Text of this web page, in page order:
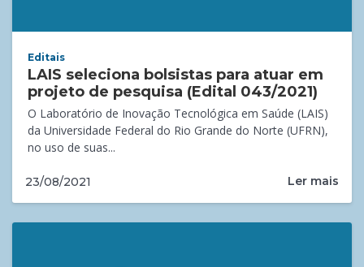
Editais
LAIS seleciona bolsistas para atuar em
projeto de pesquisa (Edital 043/2021)
O Laboratório de Inovação Tecnológica em Saúde (LAIS)
da Universidade Federal do Rio Grande do Norte (UFRN),
no uso de suas...
23/08/2021 Ler mais